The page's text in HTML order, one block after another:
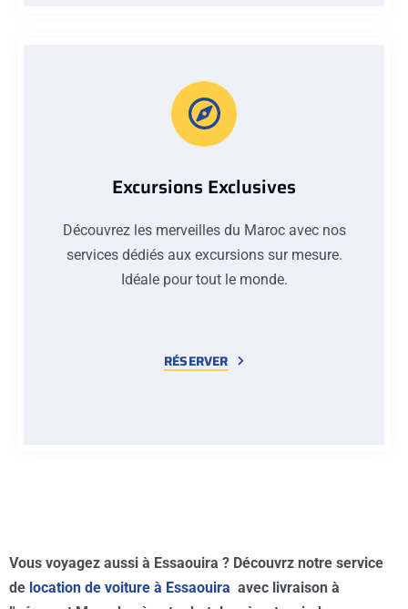
Excursions Exclusives
Découvrez les merveilles du Maroc avec nos
services dédiés aux excursions sur mesure.
Idéale pour tout le monde.
RÉSERVER
Vous voyagez aussi à Essaouira ? Découvrz notre service
de location de voiture à Essaouira avec livraison à